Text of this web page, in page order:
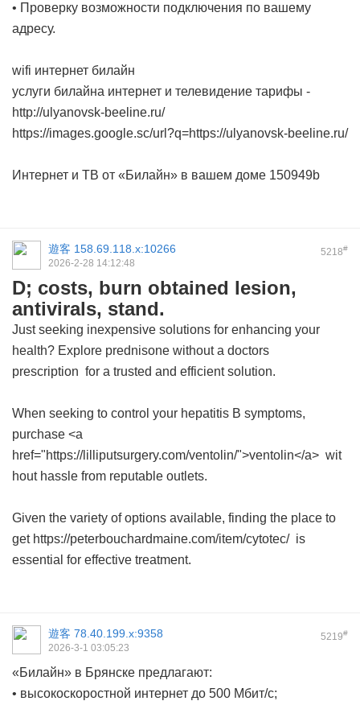
• Проверку возможности подключения по вашему
адресу.
wifi интернет билайн
услуги билайна интернет и телевидение тарифы -
http://ulyanovsk-beeline.ru/
https://images.google.sc/url?q=https://ulyanovsk-beeline.ru/
Интернет и ТВ от «Билайн» в вашем доме 150949b
5218#
遊客 158.69.118.x:10266
2026-2-28 14:12:48
D; costs, burn obtained lesion,
antivirals, stand.
Just seeking inexpensive solutions for enhancing your
health? Explore prednisone without a doctors
prescription for a trusted and efficient solution.
When seeking to control your hepatitis B symptoms,
purchase <a
href="https://lilliputsurgery.com/ventolin/">ventolin</a> wit
hout hassle from reputable outlets.
Given the variety of options available, finding the place to
get https://peterbouchardmaine.com/item/cytotec/ is
essential for effective treatment.
5219#
遊客 78.40.199.x:9358
2026-3-1 03:05:23
«Билайн» в Брянске предлагают:
• высокоскоростной интернет до 500 Мбит/с;